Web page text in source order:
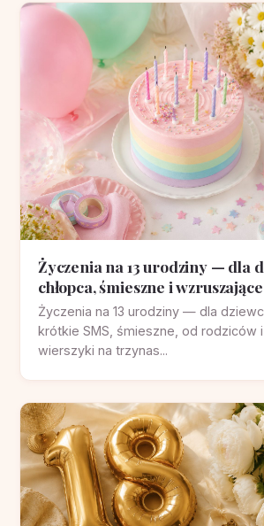
Życzenia na 13 urodziny — dla
chłopca, śmieszne i wzruszające
Życzenia na 13 urodziny — dla
krótkie SMS, śmieszne, od rodziców
wierszyki na trzynas...